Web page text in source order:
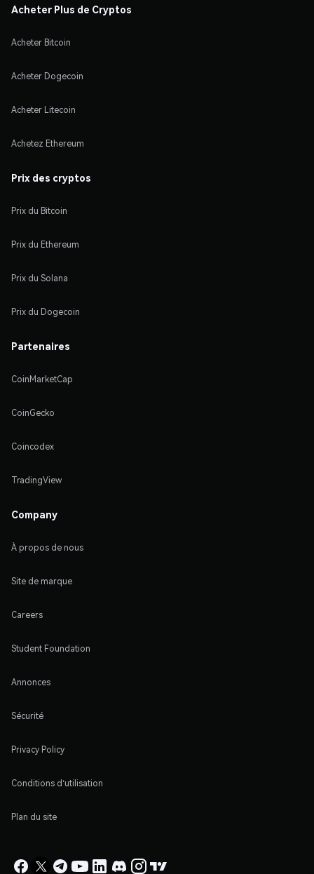
Acheter Plus de Cryptos
Acheter Bitcoin
Acheter Dogecoin
Acheter Litecoin
Achetez Ethereum
Prix des cryptos
Prix du Bitcoin
Prix du Ethereum
Prix du Solana
Prix du Dogecoin
Partenaires
CoinMarketCap
CoinGecko
Coincodex
TradingView
Company
À propos de nous
Site de marque
Careers
Student Foundation
Annonces
Sécurité
Privacy Policy
Conditions d'utilisation
Plan du site